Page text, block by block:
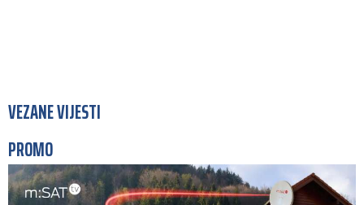
VEZANE VIJESTI
PROMO